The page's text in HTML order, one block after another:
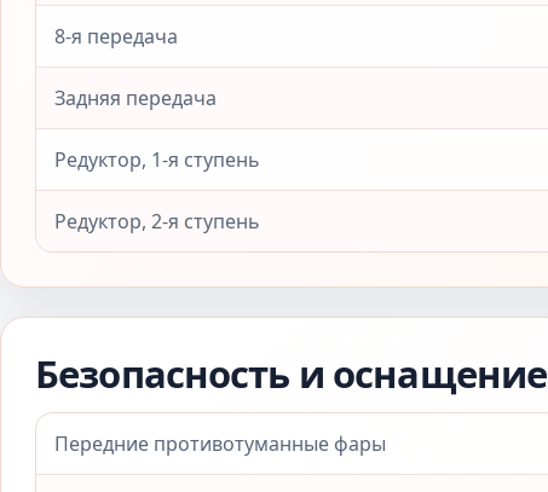
8-я передача
Задняя передача
Редуктор, 1-я ступень
Редуктор, 2-я ступень
Безопасность и оснащение
Передние противотуманные фары